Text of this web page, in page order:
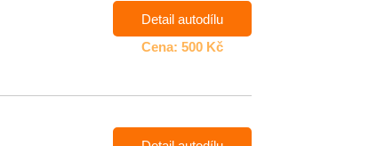
Detail autodílu
Cena: 500 Kč